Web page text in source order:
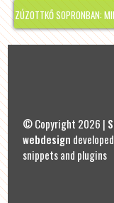
SOPRONBAN: MIÉRT
© Copyright 2026 |
webdesign
snippets and plugins